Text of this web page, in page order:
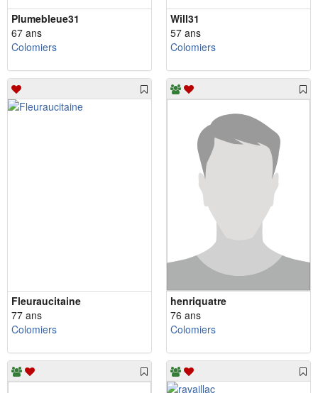
Plumebleue31
67 ans
Colomiers
Will31
57 ans
Colomiers
Fleuraucitaine
77 ans
Colomiers
henriquatre
76 ans
Colomiers